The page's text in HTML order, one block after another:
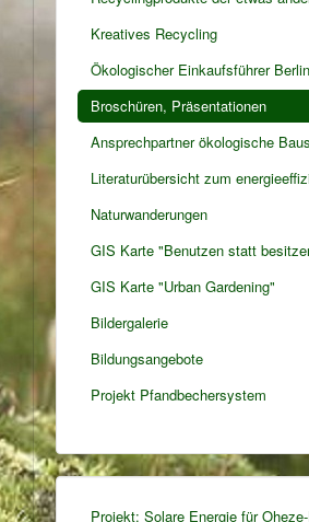
Kreatives Recycling
Ökologischer Einkaufsführer Berlin
Broschüren, Präsentationen
Ansprechpartner ökologische
Literaturübersicht zum
Naturwanderungen
GIS Karte "Benutzen statt
GIS Karte "Urban Gardening"
Bildergalerie
Bildungsangebote
Projekt Pfandbechersystem
Projekt: Solare Energie für